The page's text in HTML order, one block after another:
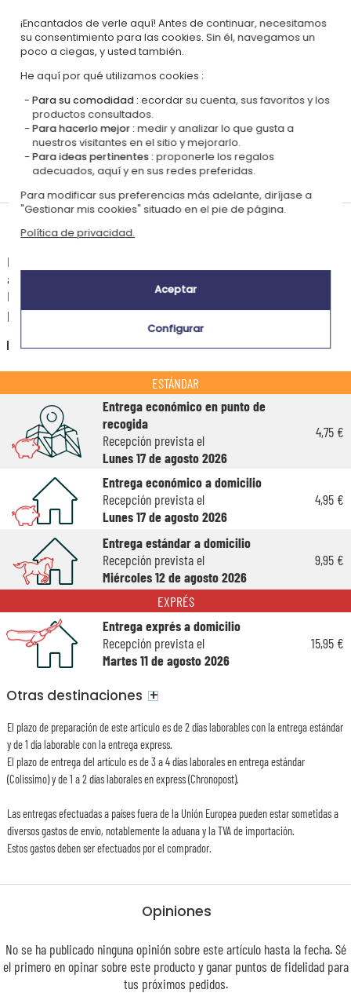
Nuestro enfoque RSE|Glosario de etiquetas
Este regalo es
Personalizado
Opiniones
No se ha publicado ninguna opinión sobre este artículo hasta la fecha. Sé
el primero en opinar sobre este producto y ganar puntos defidelidadpara
tus próximos pedidos.
Tiempos de entrega y gastos de envío
La estimación de la fecha de recepción y de los gastos de envío de este
articulo están indicados a continuación.
Las fechas estimadas a continuación se aplican para un pedido con
pago en tarjeta bancaria o PayPal.
España
ESTÁNDAR
Entrega económico en punto de
recogida
Recepción prevista el
Lunes 17 de agosto 2026
4,75 €
Entrega económico a domicilio
Recepción prevista el
Lunes 17 de agosto 2026
4,95 €
Entrega estándar a domicilio
Recepción prevista el
Miércoles 12 de agosto 2026
9,95 €
EXPRÉS
Entrega exprés a domicilio
Recepción prevista el
Martes 11 de agosto 2026
15,95 €
Otras destinaciones +
El plazo de preparación de este articulo es de 2 días laborables con la entrega estándar
y de 1 día laborable con la entrega express.
El plazo de entrega del artículo es de 3 a 4 días laborales en entrega estándar
(Colissimo) y de 1 a 2 días laborales en express (Chronopost).
Las entregas efectuadas a países fuera de la Unión Europea pueden estar sometidas a
diversos gastos de envío, notablemente la aduana y la TVA de importación.
Estos gastos deben ser efectuados por el comprador.
¡Encantados de verle aquí! Antes de continuar, necesitamos
su consentimiento para las cookies. Sin él, navegamos un
poco a ciegas, y usted también.
He aquí por qué utilizamos cookies :
Para su comodidad : ecordar su cuenta, sus favoritos y los
productos consultados.
Para hacerlo mejor :medir y analizar lo que gusta a
nuestros visitantes en el sitio y mejorarlo.
Para ideas pertinentes :proponerle los regalos
adecuados, aquí y en sus redes preferidas.
Para modificar sus preferencias más adelante, diríjase a
"Gestionar mis cookies" situado en el pie de página.
Política de privacidad.
Aceptar
Configurar